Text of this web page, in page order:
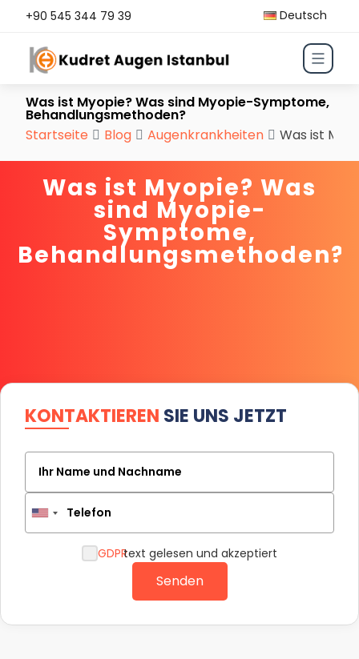
+90 545 344 79 39 Deutsch
Was ist Myopie? Was sind Myopie-Symptome,
Behandlungsmethoden?
Startseite
Blog Augenkrankheiten Was ist
Was ist Myopie? Was
sind Myopie-
Symptome,
Behandlungsmethoden?
KONTAKTIEREN SIE UNS JETZT
Ihr Name und Nachname
Telefon
GDPRtext gelesen und akzeptiert
Senden